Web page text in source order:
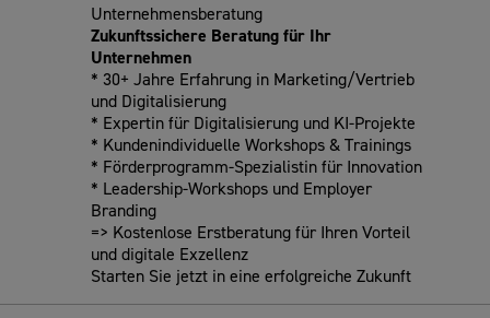
Unternehmensberatung
Zukunftssichere Beratung für Ihr
Unternehmen
* 30+ Jahre Erfahrung in Marketing/Vertrieb
und Digitalisierung
* Expertin für Digitalisierung und KI-Projekte
* Kundenindividuelle Workshops & Trainings
* Förderprogramm-Spezialistin für Innovation
* Leadership-Workshops und Employer
Branding
=> Kostenlose Erstberatung für Ihren Vorteil
und digitale Exzellenz
Starten Sie jetzt in eine erfolgreiche Zukunft